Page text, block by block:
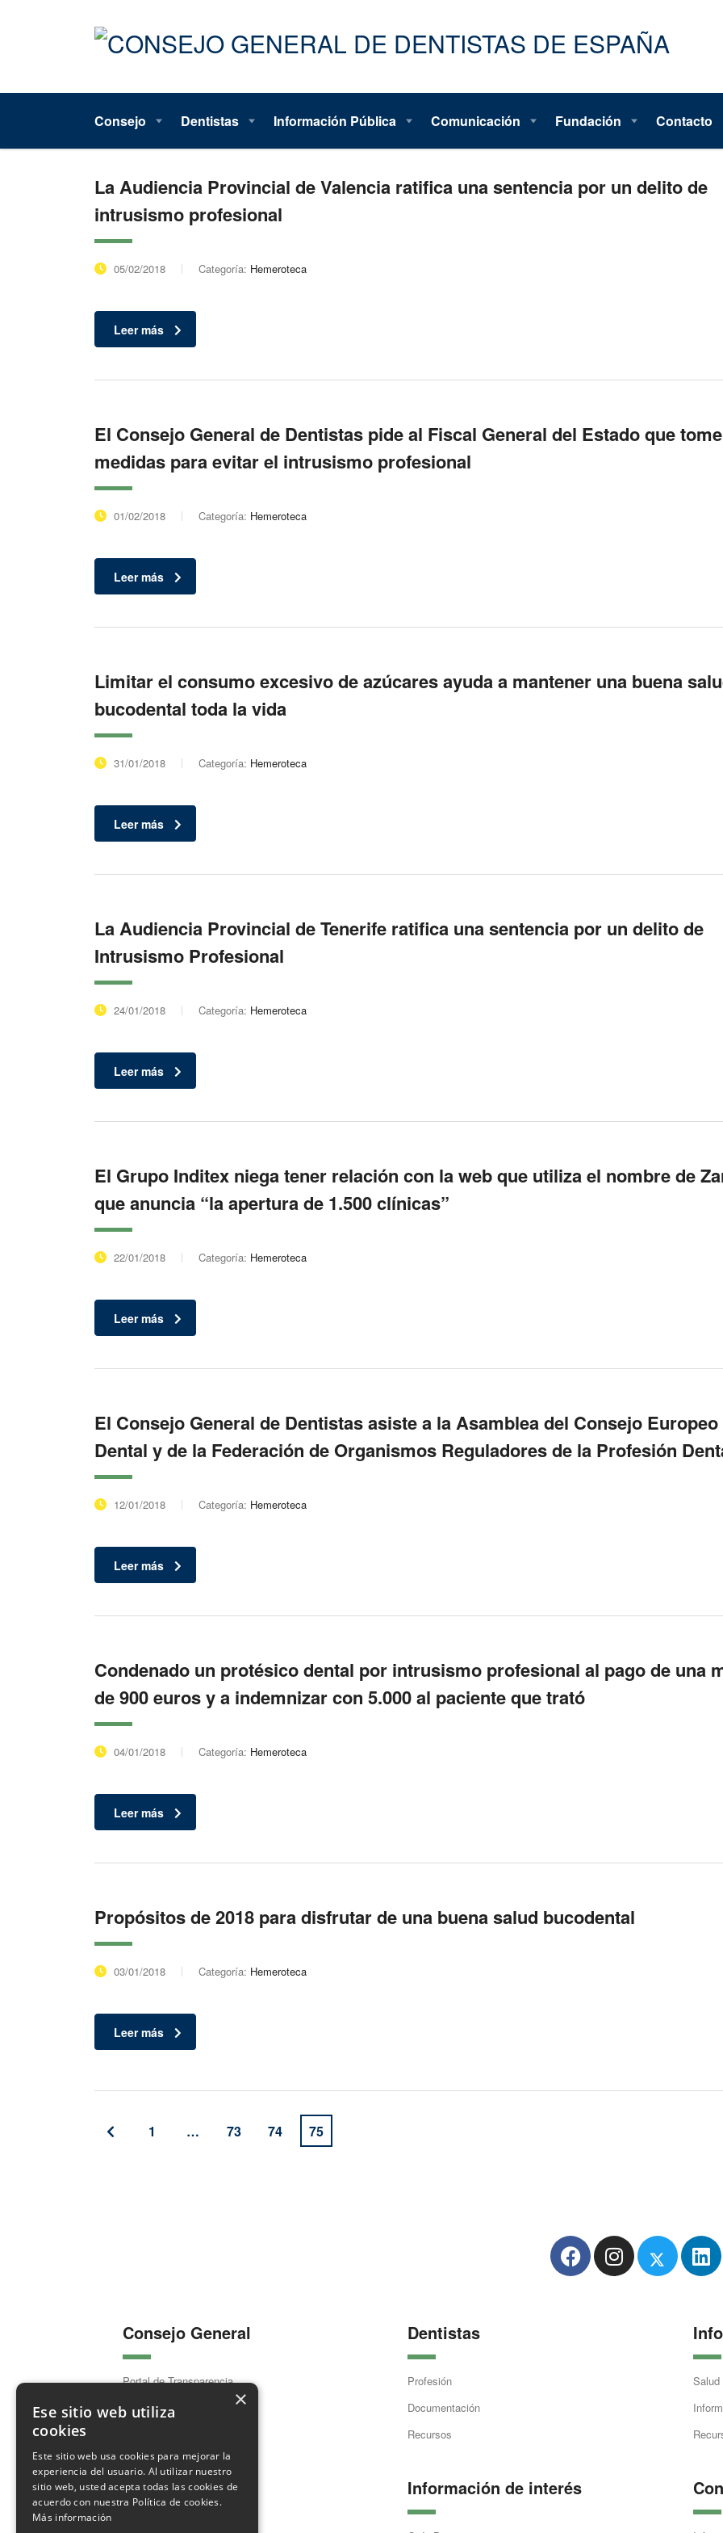
Consejo Dentistas Información Pública Comunicación Fundación Contacto
La Audiencia Provincial de Valencia ratifica una sentencia por un delito de
intrusismo profesional
05/02/2018 Categoría: Hemeroteca
Leer más
El Consejo General de Dentistas pide al Fiscal General del Estado que tome
medidas para evitar el intrusismo profesional
01/02/2018 Categoría: Hemeroteca
Leer más
Limitar el consumo excesivo de azúcares ayuda a mantener una buena
bucodental toda la vida
31/01/2018 Categoría: Hemeroteca
Leer más
La Audiencia Provincial de Tenerife ratifica una sentencia por un delito de
Intrusismo Profesional
24/01/2018 Categoría: Hemeroteca
Leer más
El Grupo Inditex niega tener relación con la web que utiliza el nombre de
que anuncia “la apertura de 1.500 clínicas”
22/01/2018 Categoría: Hemeroteca
Leer más
El Consejo General de Dentistas asiste a la Asamblea del Consejo Europeo
Dental y de la Federación de Organismos Reguladores de la Profesión
12/01/2018 Categoría: Hemeroteca
Leer más
Condenado un protésico dental por intrusismo profesional al pago de una
de 900 euros y a indemnizar con 5.000 al paciente que trató
04/01/2018 Categoría: Hemeroteca
Leer más
Propósitos de 2018 para disfrutar de una buena salud bucodental
03/01/2018 Categoría: Hemeroteca
Leer más
1 … 73 74 75
Consejo General
Portal de Transparencia
Organización Colegial
Dentistas
Profesión
Documentación
Recursos
Salud
Comunicación Información de interés
×
Ese sitio web utiliza
cookies
Este sitio web usa cookies para mejorar la
experiencia del usuario. Al utilizar nuestro
sitio web, usted acepta todas las cookies de
acuerdo con nuestra Política de cookies.
Más información